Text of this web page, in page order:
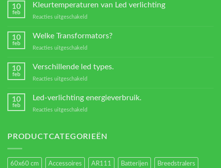
10
feb
Kleurtemperaturen van Led verlichting
Reacties uitgeschakeld
verlichting
10
feb
Welke Transformators?
Reacties uitgeschakeld
Transformators?
10
feb
Verschillende led types.
Reacties uitgeschakeld
10
feb
Led-verlichting energieverbruik.
Reacties uitgeschakeld
energieverbruik.
PRODUCTCATEGORIEËN
60x60 cm Accessoires AR111 Batterijen Breedstralers